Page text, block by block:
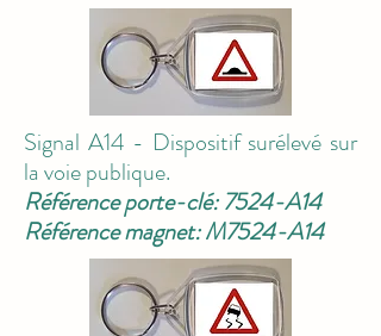
Signal A14 - Dispositif surélevé sur
la voie publique.
Référence porte-clé: 7524-A14
Référence magnet: M7524-A14